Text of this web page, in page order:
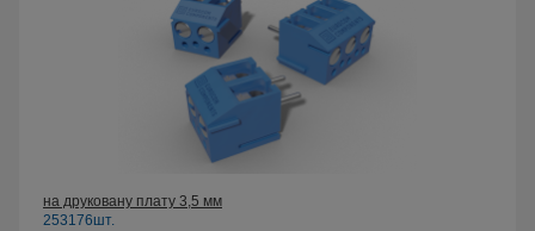
на друковану плату 3,5 мм
253176шт.